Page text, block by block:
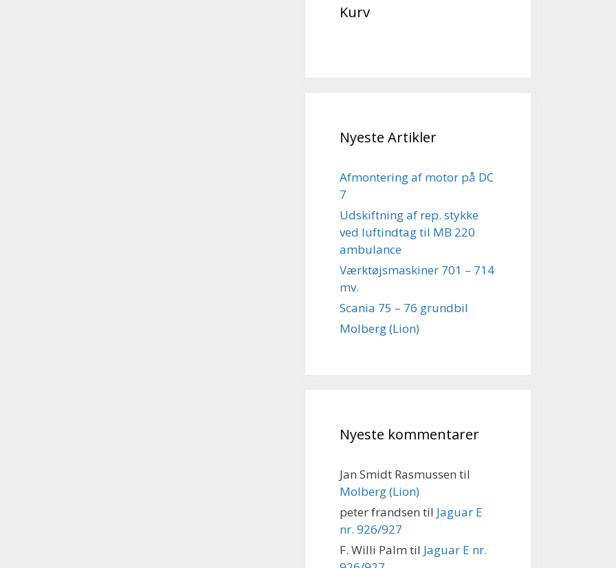
Kurv
Nyeste Artikler
Afmontering af motor på DC
7
Udskiftning af rep. stykke
ved luftindtag til MB 220
ambulance
Værktøjsmaskiner 701 – 714
mv.
Scania 75 – 76 grundbil
Molberg (Lion)
Nyeste kommentarer
Jan Smidt Rasmussen til
Molberg (Lion)
peter frandsen til Jaguar E
nr. 926/927
F. Willi Palm til Jaguar E nr.